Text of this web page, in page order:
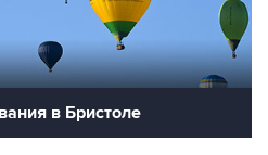
в Бристоле